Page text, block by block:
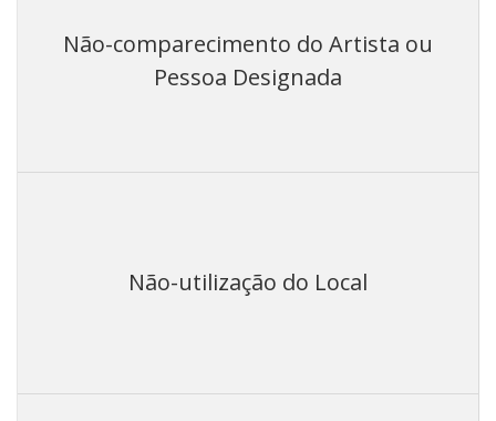
Não-comparecimento do Artista ou
Pessoa Designada
Não-utilização do Local